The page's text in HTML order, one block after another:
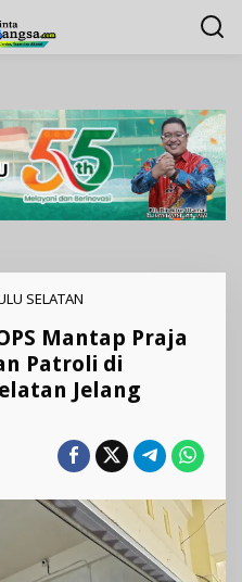
SELATAN
Preventif
OPS
Mantap
Praja
Tingkatkan
Patroli
Wilayah
Bengkulu
Selatan
Jelang
Mantap Praja
Patroli di
Jelang